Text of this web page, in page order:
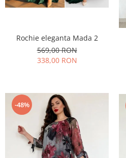
Rochie eleganta Mada 2
569,00 RON
338,00 RON
-48%